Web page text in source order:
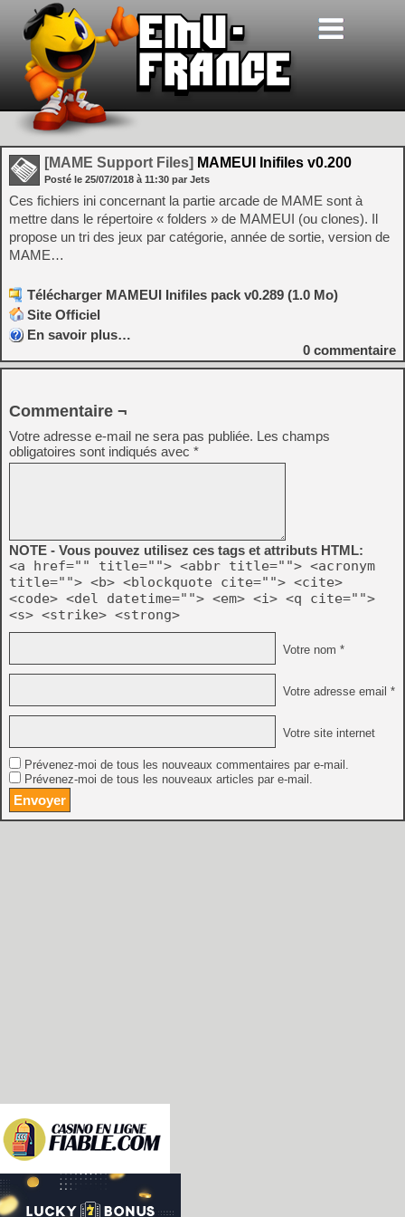
[MAME Support Files] MAMEUI Inifiles v0.200
Posté le 25/07/2018 à 11:30 par Jets
Ces fichiers ini concernant la partie arcade de MAME sont à
mettre dans le répertoire « folders » de MAMEUI (ou clones). Il
propose un tri des jeux par catégorie, année de sortie, version de
MAME…
Télécharger MAMEUI Inifiles pack v0.289 (1.0 Mo)
Site Officiel
En savoir plus…
0 commentaire
Commentaire ¬
Votre adresse e-mail ne sera pas publiée. Les champs
obligatoires sont indiqués avec *
NOTE - Vous pouvez utilisez ces tags et attributs HTML:
<a href="" title=""> <abbr title=""> <acronym
title=""> <b> <blockquote cite=""> <cite>
<code> <del datetime=""> <em> <i> <q cite="">
<s> <strike> <strong>
Votre nom *
Votre adresse email *
Votre site internet
Prévenez-moi de tous les nouveaux commentaires par e-mail.
Prévenez-moi de tous les nouveaux articles par e-mail.